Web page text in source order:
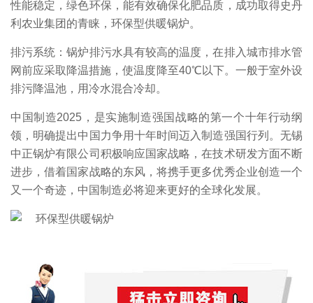
性能稳定，绿色环保，能有效确保化肥品质，成功取得史丹
利农业集团的青睐，环保型供暖锅炉。
排污系统：锅炉排污水具有较高的温度，在排入城市排水管
网前应采取降温措施，使温度降至40℃以下。一般于室外设
排污降温池，用冷水混合冷却。
中国制造2025，是实施制造强国战略的第一个十年行动纲
领，明确提出中国力争用十年时间迈入制造强国行列。无锡
中正锅炉有限公司积极响应国家战略，在技术研发方面不断
进步，借着国家战略的东风，将携手更多优秀企业创造一个
又一个奇迹，中国制造必将迎来更好的全球化发展。